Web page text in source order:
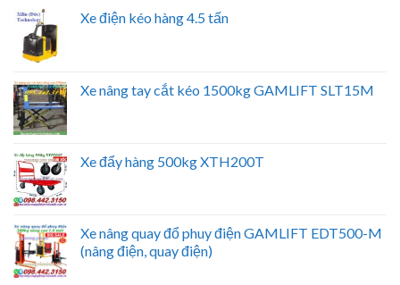
Xe điện kéo hàng 4.5 tấn
Xe nâng tay cắt kéo 1500kg GAMLIFT SLT15M
Xe đẩy hàng 500kg XTH200T
Xe nâng quay đổ phuy điện GAMLIFT EDT500-M
(nâng điện, quay điện)